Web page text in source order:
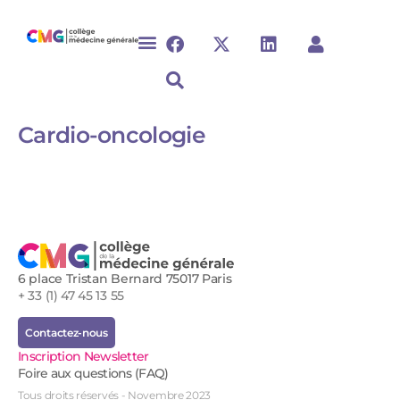
Cardio-oncologie
6 place Tristan Bernard 75017 Paris
+ 33 (1) 47 45 13 55
Contactez-nous
Inscription Newsletter
Foire aux questions (FAQ)
Tous droits réservés - Novembre 2023